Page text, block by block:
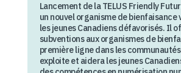
Lancement de la TELUS Friendly
un nouvel organisme de bienfaisance
les jeunes Canadiens défavorisés. Il
subventions aux organismes de
première ligne dans les
exploite et aidera les jeunes